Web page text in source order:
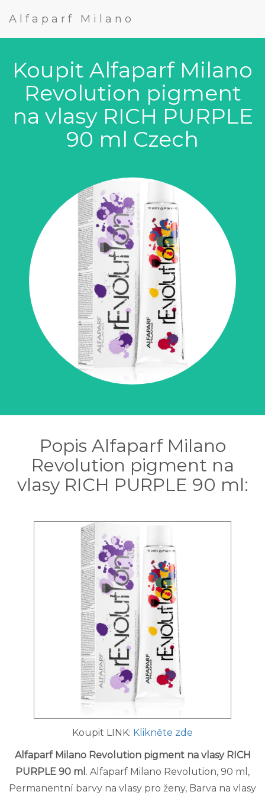
Alfaparf Milano
Koupit Alfaparf Milano
Revolution pigment
na vlasy RICH PURPLE
90 ml Czech
Popis Alfaparf Milano
Revolution pigment na
vlasy RICH PURPLE 90 ml:
Koupit LINK: Klikněte zde
Alfaparf Milano Revolution pigment na vlasy RICH
PURPLE 90 ml . Alfaparf Milano Revolution, 90 ml,
Permanentní barvy na vlasy pro ženy, Barva na vlasy